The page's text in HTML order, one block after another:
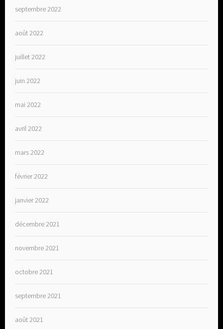
septembre 2022
août 2022
juillet 2022
juin 2022
mai 2022
avril 2022
mars 2022
février 2022
janvier 2022
décembre 2021
novembre 2021
octobre 2021
septembre 2021
août 2021